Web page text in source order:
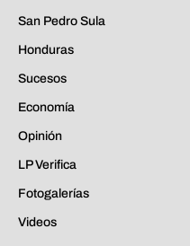
San Pedro Sula
Honduras
Sucesos
Economía
Opinión
LP Verifica
Fotogalerías
Videos